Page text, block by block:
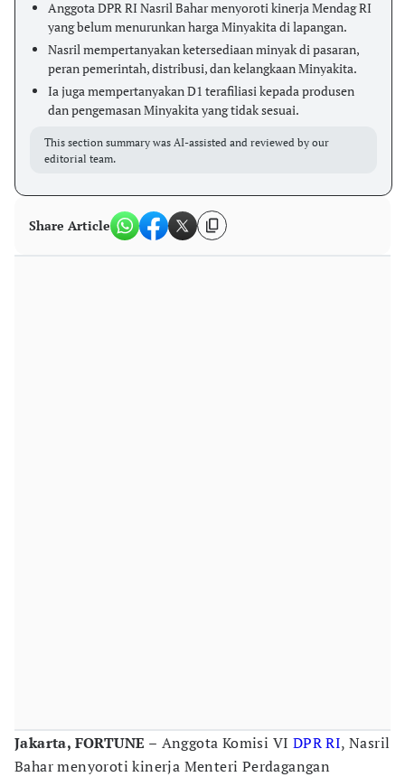
Anggota DPR RI Nasril Bahar menyoroti kinerja Mendag RI
yang belum menurunkan harga Minyakita di lapangan.
Nasril mempertanyakan ketersediaan minyak di pasaran,
peran pemerintah, distribusi, dan kelangkaan Minyakita.
Ia juga mempertanyakan D1 terafiliasi kepada produsen
dan pengemasan Minyakita yang tidak sesuai.
This section summary was AI-assisted and reviewed by our
editorial team.
Share Article
Jakarta, FORTUNE – Anggota Komisi VI DPR RI, Nasril
Bahar menyoroti kinerja Menteri Perdagangan